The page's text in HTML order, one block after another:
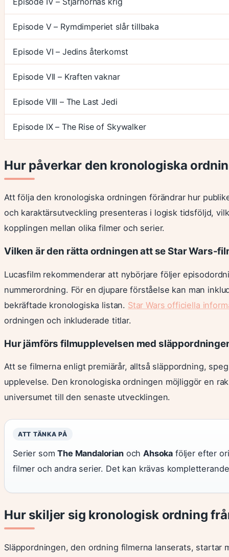
Episode V – Rymdimperiet slår tillbaka
Episode VI – Jedins återkomst
Episode VII – Kraften vaknar
Episode VIII – The Last Jedi
Episode IX – The Rise of Skywalker
Hur påverkar den kronologiska
Att följa den kronologiska ordningen förändrar hur
och karaktärsutveckling presenteras i logisk tidsföljd,
kopplingen mellan olika filmer och serier.
Vilken är den rätta ordningen att se Star Wars-
Lucasfilm rekommenderar att nybörjare följer
nummerordning. För en djupare förståelse kan man
bekräftade kronologiska listan. Star Wars officiella
ordningen och inkluderade titlar.
Hur jämförs filmupplevelsen med
Att se filmerna enligt premiärår, alltså släppordning,
upplevelse. Den kronologiska ordningen möjliggör en
universumet till den senaste utvecklingen.
ATT TÄNKA PÅ
Serier somThe MandalorianochAhsoka följer efter
filmer och andra serier. Det kan krävas
Hur skiljer sig kronologisk ordning
Släppordningen, den ordning filmerna lanserats, startar